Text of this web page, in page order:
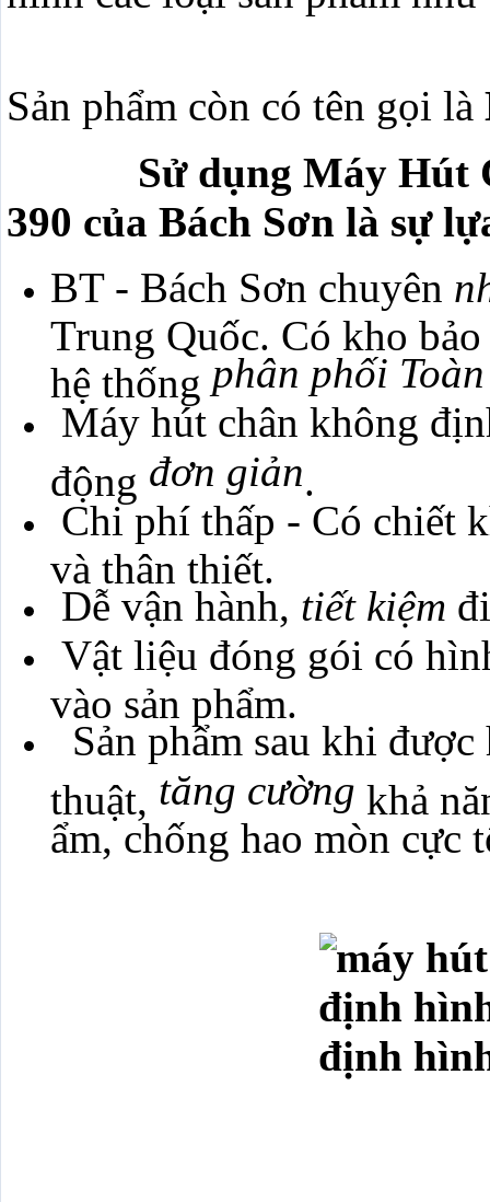
Sản phẩm còn có tên gọi là
Sử dụng Máy Hút
390 của Bách Sơn là sự
BT - Bách Sơn chuyên
Trung Quốc. Có kho
hệ thống phân phối
Máy hút chân không
động đơn giản
Chi phí thấp - Có chiết
và thân thiết.
Dễ vận hành, tiết kiệm
Vật liệu đóng gói có
vào sản phẩm.
Sản phẩm sau khi
thuật, tăng cường khả
ẩm, chống hao mòn cực